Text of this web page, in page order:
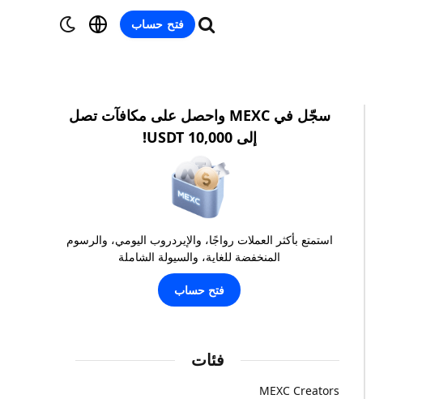
فتح حساب
سجّل في MEXC واحصل على مكافآت تصل
إلى 10,000 USDT!
استمتع بأكثر العملات رواجًا، والإيردروب اليومي، والرسوم
المنخفضة للغاية، والسيولة الشاملة
فتح حساب
فئات
MEXC Creators